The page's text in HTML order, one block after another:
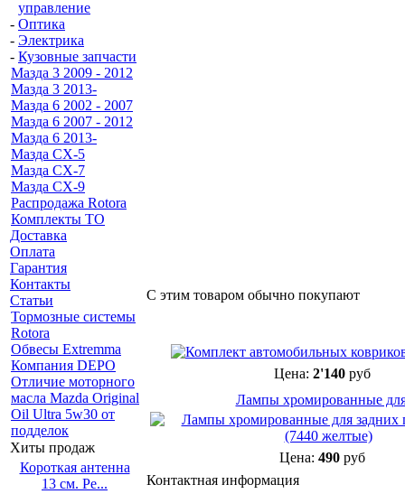
управление
- Оптика
- Электрика
- Кузовные запчасти
Мазда 3 2009 - 2012
Мазда 3 2013-
Мазда 6 2002 - 2007
Мазда 6 2007 - 2012
Мазда 6 2013-
Мазда CX-5
Мазда CX-7
Мазда СХ-9
Распродажа Rotora
Комплекты ТО
Доставка
Оплата
Гарантия
Контакты
Статьи
Тормозные системы
Rotora
Обвесы Extremma
Компания DEPO
Отличие моторного
масла Mazda Original
Oil Ultra 5w30 от
подделок
Хиты продаж
Короткая антенна
13 см. Ре...
С этим товаром обычно покупают
Цена: 2'140 руб
Лампы хромированные
Цена: 490 руб
Контактная информация